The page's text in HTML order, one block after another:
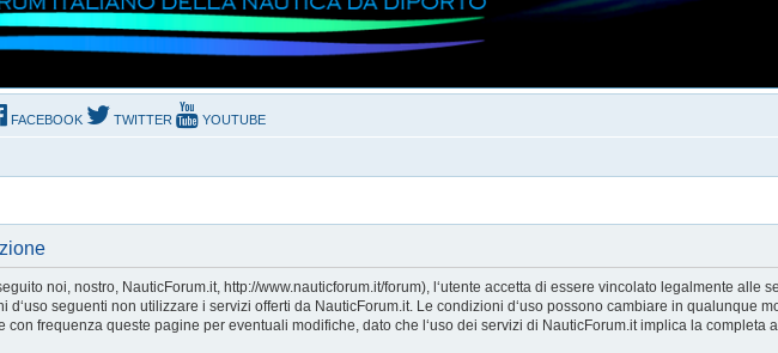
FACEBOOK TWITTER YOUTUBE
noi, nostro, NauticForum.it, http://www.nauticforum.it/forum), l‘utente accetta di essere vincolato legalmente alle
seguenti non utilizzare i servizi offerti da NauticForum.it. Le condizioni d‘uso possono cambiare in qualunque
con frequenza queste pagine per eventuali modifiche, dato che l‘uso dei servizi di NauticForum.it implica la completa